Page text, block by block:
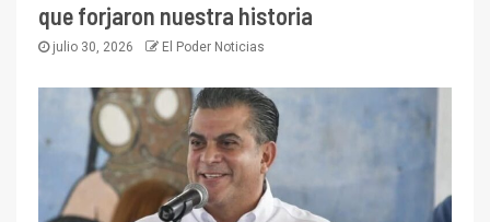
que forjaron nuestra historia
julio 30, 2026 El Poder Noticias